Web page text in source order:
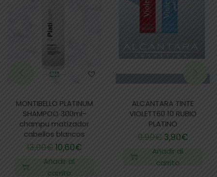
MONTIBELLO PLATINUM
SHAMPOO 300ml-
champu matizador
cabellos blancos
13,00€10,60€
Añadir al
carrito
ALCANTARA TINTE
VIOLETT60 10 RUBIO
PLATINO
9,90€ 3,90€
Añadir al
carrito